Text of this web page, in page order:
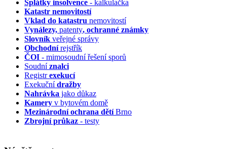
Splátky insolvence - kalkulačka
Katastr nemovitostí
Vklad do katastru nemovitostí
Vynálezy, patenty, ochranné známky
Slovník veřejné správy
Obchodnírejstřík
ČOI - mimosoudní řešení sporů
Soudníznalci
Registrexekucí
Exekučnídražby
Nahrávka jako důkaz
Kamery v bytovém domě
Mezinárodní ochrana dětíBrno
Zbrojní průkaz - testy